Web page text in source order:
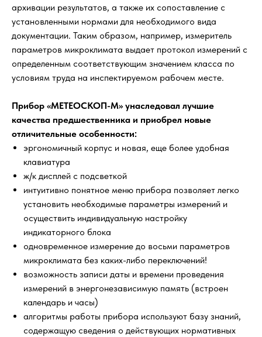
архивации результатов, а также их сопоставление с
установленными нормами для необходимого вида
документации. Таким образом, например, измеритель
параметров микроклимата выдает протокол измерений с
определенным соответствующим значением класса по
условиям труда на инспектируемом рабочем месте.
Прибор «МЕТЕОСКОП-М» унаследовал лучшие
качества предшественника и приобрел новые
отличительные особенности:
эргономичный корпус и новая, еще более удобная
клавиатура
ж/к дисплей с подсветкой
интуитивно понятное меню прибора позволяет легко
установить необходимые параметры измерений и
осуществить индивидуальную настройку
индикаторного блока
одновременное измерение до восьми параметров
микроклимата без каких-либо переключений!
возможность записи даты и времени проведения
измерений в энергонезависимую память (встроен
календарь и часы)
алгоритмы работы прибора используют базу знаний,
содержащую сведения о действующих нормативных